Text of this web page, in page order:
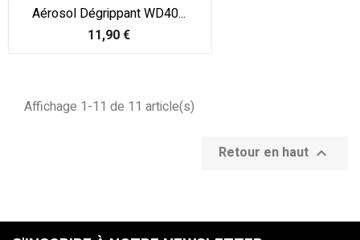
Aérosol Dégrippant WD40...
Prix
11,90 €
Affichage 1-11 de 11 article(s)
Retour en haut 